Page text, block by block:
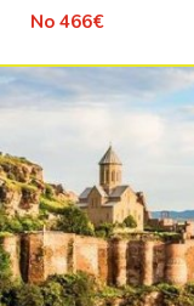
No 466€